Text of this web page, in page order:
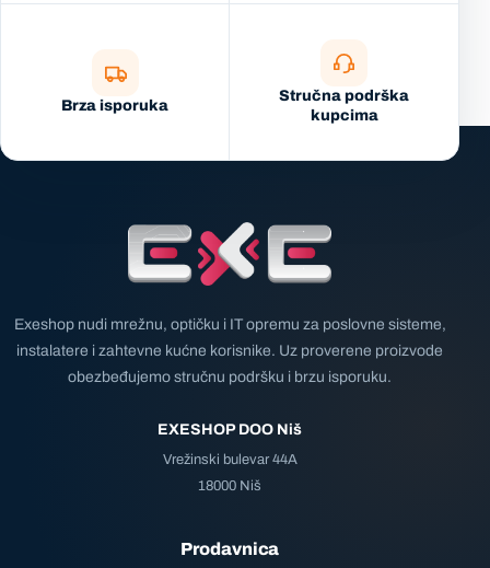
Brza isporuka
Stručna podrška
kupcima
Exeshop nudi mrežnu, optičku i IT opremu za poslovne sisteme,
instalatere i zahtevne kućne korisnike. Uz proverene proizvode
obezbeđujemo stručnu podršku i brzu isporuku.
EXESHOP DOO Niš
Vrežinski bulevar 44A
18000 Niš
Prodavnica